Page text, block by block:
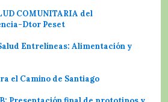
COMUNITARIA del
Dtor Peset
Entrelíneas: Alimentación y
el Camino de Santiago